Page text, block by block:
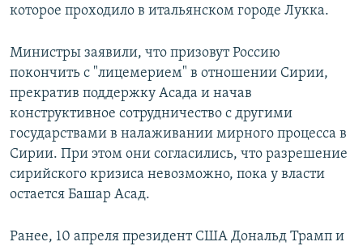
которое проходило в итальянском городе Лукка.
Министры заявили, что призовут Россию
покончить с "лицемерием" в отношении Сирии,
прекратив поддержку Асада и начав
конструктивное сотрудничество с другими
государствами в налаживании мирного процесса в
Сирии. При этом они согласились, что разрешение
сирийского кризиса невозможно, пока у власти
остается Башар Асад.
Ранее, 10 апреля президент США Дональд Трамп и